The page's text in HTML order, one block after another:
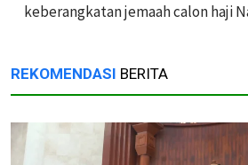
keberangkatan jemaah calon haji
REKOMENDASI BERITA